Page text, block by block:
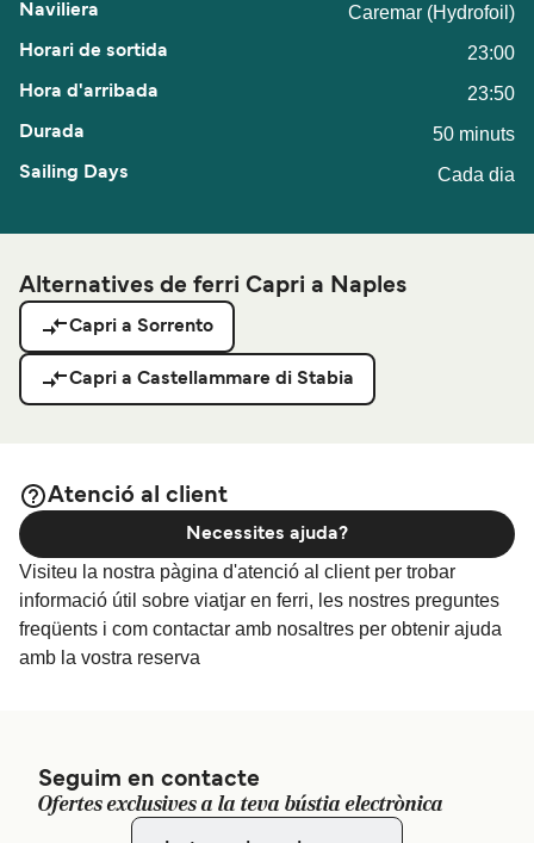
Caremar (Hydrofoil)
23:00
23:50
50 minuts
Cada dia
Alternatives de ferri Capri a Naples
Capri a Sorrento
Capri a Castellammare di Stabia
Atenció al client
Visiteu la nostra pàgina d'atenció al client per trobar
informació útil sobre viatjar en ferri, les nostres preguntes
freqüents i com contactar amb nosaltres per obtenir ajuda
amb la vostra reserva
Necessites ajuda?
Seguim en contacte
Ofertes exclusives a la teva bústia electrònica